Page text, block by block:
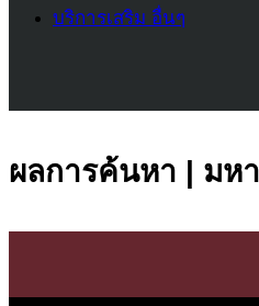
บริการเสริม อื่นๆ
ผลการค้นหา | มห